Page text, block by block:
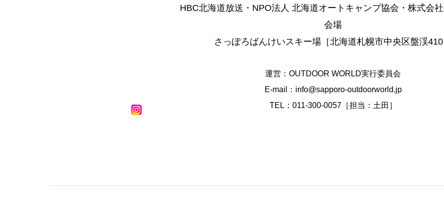
HBC北海道放送・NPO法人 北海道オートキャンプ協会・株式会
会場
さっぽろばんけいスキー場［北海道札幌市中央区盤渓410
運営：OUTDOOR WORLD実行委員会
E-mail：info@sapporo-outdoorworld.jp
TEL：011-300-0057［担当：⼟⽥］